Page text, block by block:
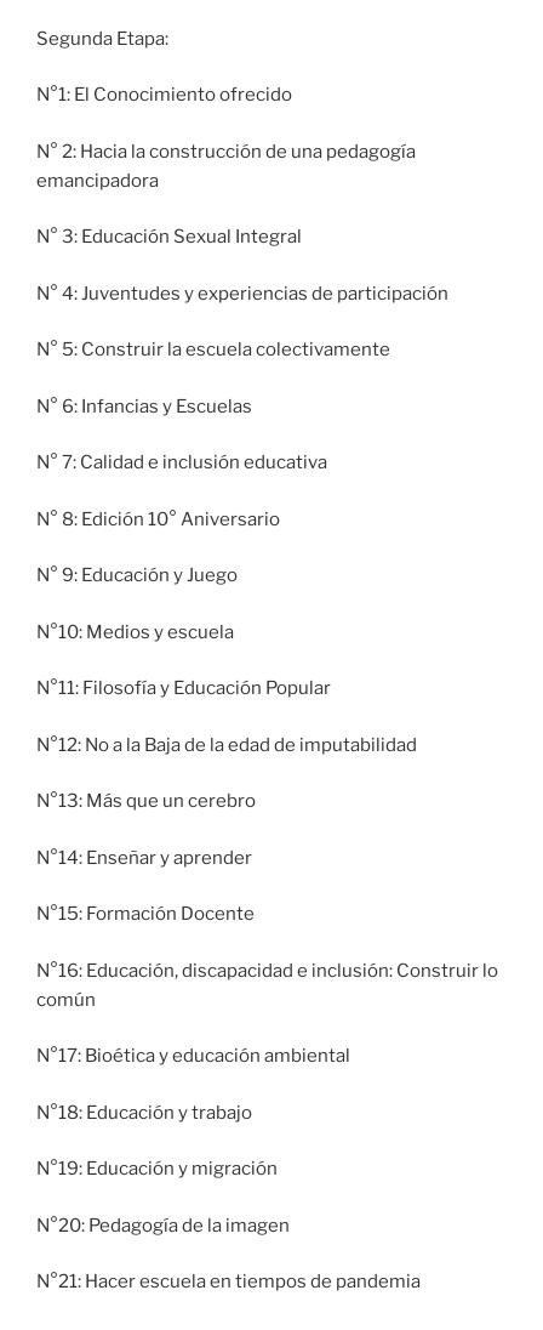
Segunda Etapa:
N°1: El Conocimiento ofrecido
N° 2: Hacia la construcción de una pedagogía
emancipadora
N° 3: Educación Sexual Integral
N° 4: Juventudes y experiencias de participación
N° 5: Construir la escuela colectivamente
N° 6: Infancias y Escuelas
N° 7: Calidad e inclusión educativa
N° 8: Edición 10° Aniversario
N° 9: Educación y Juego
N°10: Medios y escuela
N°11: Filosofía y Educación Popular
N°12: No a la Baja de la edad de imputabilidad
N°13: Más que un cerebro
N°14: Enseñar y aprender
N°15: Formación Docente
N°16: Educación, discapacidad e inclusión: Construir lo
común
N°17: Bioética y educación ambiental
N°18: Educación y trabajo
N°19: Educación y migración
N°20: Pedagogía de la imagen
N°21: Hacer escuela en tiempos de pandemia